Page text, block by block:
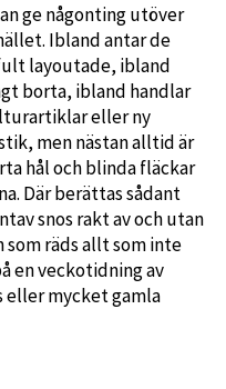
ge någonting utöver
Ibland antar de
layoutade, ibland
borta, ibland handlar
eller ny
men nästan alltid är
hål och blinda fläckar
Där berättas sådant
snos rakt av och utan
som räds allt som inte
en veckotidning av
eller mycket gamla